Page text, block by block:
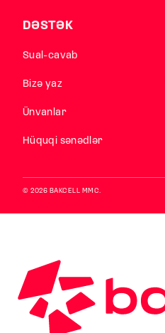
DƏSTƏK
Sual-cavab
Bizə yaz
Ünvanlar
Hüquqi sənədlər
© 2026 BAKCELL MMC.